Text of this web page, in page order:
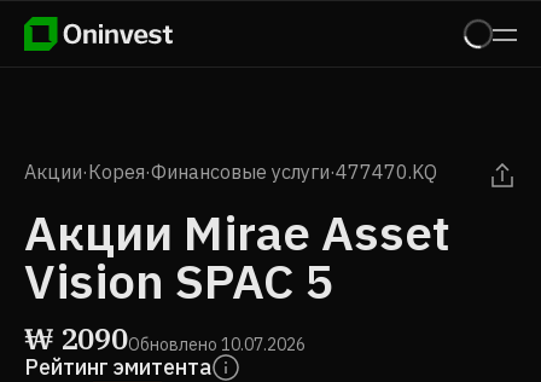
Акции·Корея·Финансовые услуги·477470.KQ
Акции Mirae Asset
Vision SPAC 5
₩ 2090Обновлено 10.07.2026
Рейтинг эмитента